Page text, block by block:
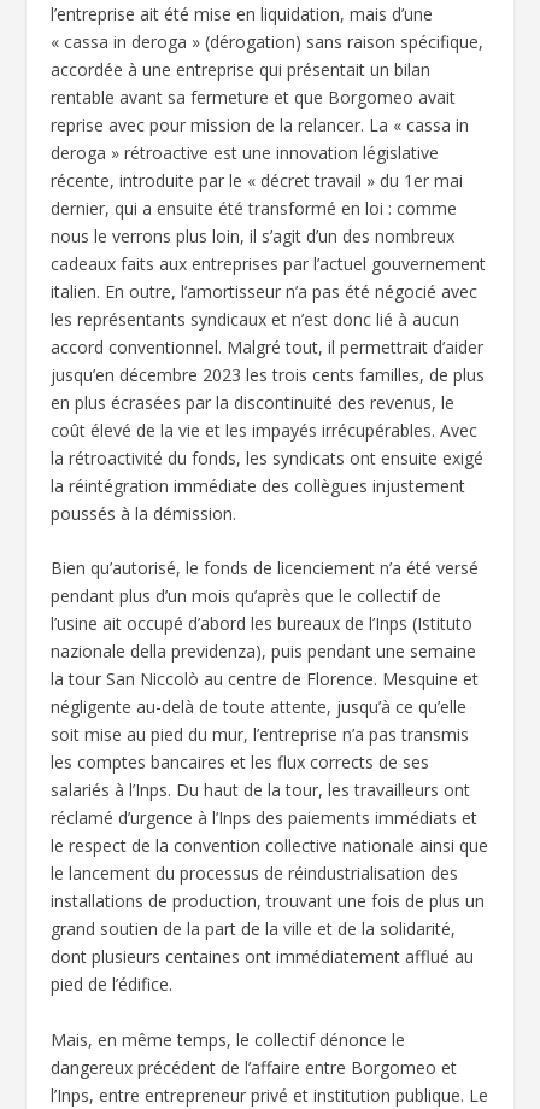
l’entreprise ait été mise en liquidation, mais d’une
« cassa in deroga » (dérogation) sans raison spécifique,
accordée à une entreprise qui présentait un bilan
rentable avant sa fermeture et que Borgomeo avait
reprise avec pour mission de la relancer. La « cassa in
deroga » rétroactive est une innovation législative
récente, introduite par le « décret travail » du 1er mai
dernier, qui a ensuite été transformé en loi : comme
nous le verrons plus loin, il s’agit d’un des nombreux
cadeaux faits aux entreprises par l’actuel gouvernement
italien. En outre, l’amortisseur n’a pas été négocié avec
les représentants syndicaux et n’est donc lié à aucun
accord conventionnel. Malgré tout, il permettrait d’aider
jusqu’en décembre 2023 les trois cents familles, de plus
en plus écrasées par la discontinuité des revenus, le
coût élevé de la vie et les impayés irrécupérables. Avec
la rétroactivité du fonds, les syndicats ont ensuite exigé
la réintégration immédiate des collègues injustement
poussés à la démission.
Bien qu’autorisé, le fonds de licenciement n’a été versé
pendant plus d’un mois qu’après que le collectif de
l’usine ait occupé d’abord les bureaux de l’Inps (Istituto
nazionale della previdenza), puis pendant une semaine
la tour San Niccolò au centre de Florence. Mesquine et
négligente au-delà de toute attente, jusqu’à ce qu’elle
soit mise au pied du mur, l’entreprise n’a pas transmis
les comptes bancaires et les flux corrects de ses
salariés à l’Inps. Du haut de la tour, les travailleurs ont
réclamé d’urgence à l’Inps des paiements immédiats et
le respect de la convention collective nationale ainsi que
le lancement du processus de réindustrialisation des
installations de production, trouvant une fois de plus un
grand soutien de la part de la ville et de la solidarité,
dont plusieurs centaines ont immédiatement afflué au
pied de l’édifice.
Mais, en même temps, le collectif dénonce le
dangereux précédent de l’affaire entre Borgomeo et
l’Inps, entre entrepreneur privé et institution publique. Le